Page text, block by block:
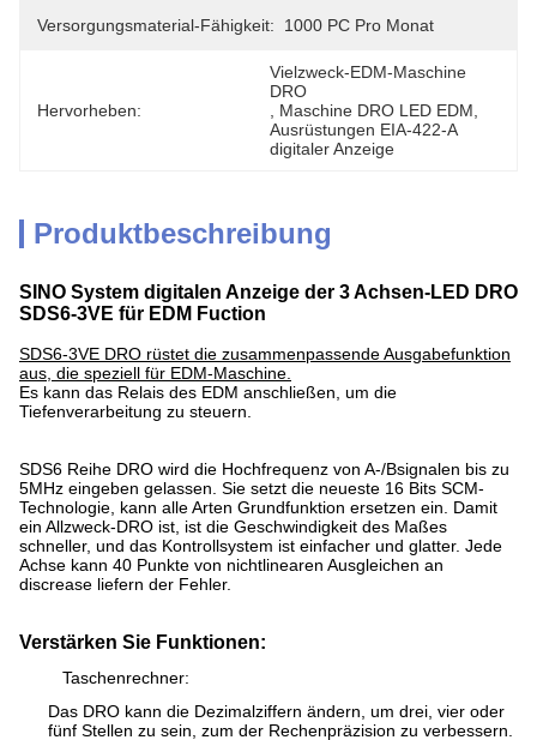
Versorgungsmaterial-Fähigkeit: 1000 PC Pro Monat
Hervorheben:
Vielzweck-EDM-Maschine
DRO
Maschine DRO LED EDM
Ausrüstungen EIA-422-A
digitaler Anzeige
Produktbeschreibung
SINO System digitalen Anzeige der 3 Achsen-LED DRO
SDS6-3VE für EDM Fuction
SDS6-3VE DRO rüstet die zusammenpassende Ausgabefunktion
aus, die speziell für EDM-Maschine.
Es kann das Relais des EDM anschließen, um die
Tiefenverarbeitung zu steuern.
SDS6 Reihe DRO wird die Hochfrequenz von A-/Bsignalen bis zu
5MHz eingeben gelassen. Sie setzt die neueste 16 Bits SCM-
Technologie, kann alle Arten Grundfunktion ersetzen ein. Damit
ein Allzweck-DRO ist, ist die Geschwindigkeit des Maßes
schneller, und das Kontrollsystem ist einfacher und glatter. Jede
Achse kann 40 Punkte von nichtlinearen Ausgleichen an
discrease liefern der Fehler.
Verstärken Sie Funktionen:
Taschenrechner:
Das DRO kann die Dezimalziffern ändern, um drei, vier oder
fünf Stellen zu sein, zum der Rechenpräzision zu verbessern.